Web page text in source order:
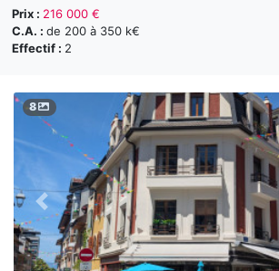
Prix : 216 000 €
C.A. : de 200 à 350 k€
Effectif : 2
8